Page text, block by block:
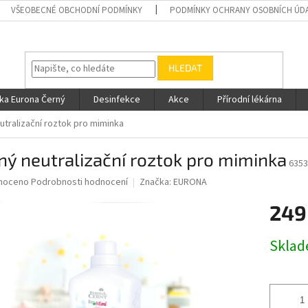
VŠEOBECNÉ OBCHODNÍ PODMÍNKY PODMÍNKY OCHRANY OSOBNÍCH
HLEDAT
Eurona Černý Desinfekce Akce Přírodní lékárna
roztok pro miminka
neutralizační roztok pro miminka 6353
Podrobnosti hodnocení Značka: EURONA
cena: